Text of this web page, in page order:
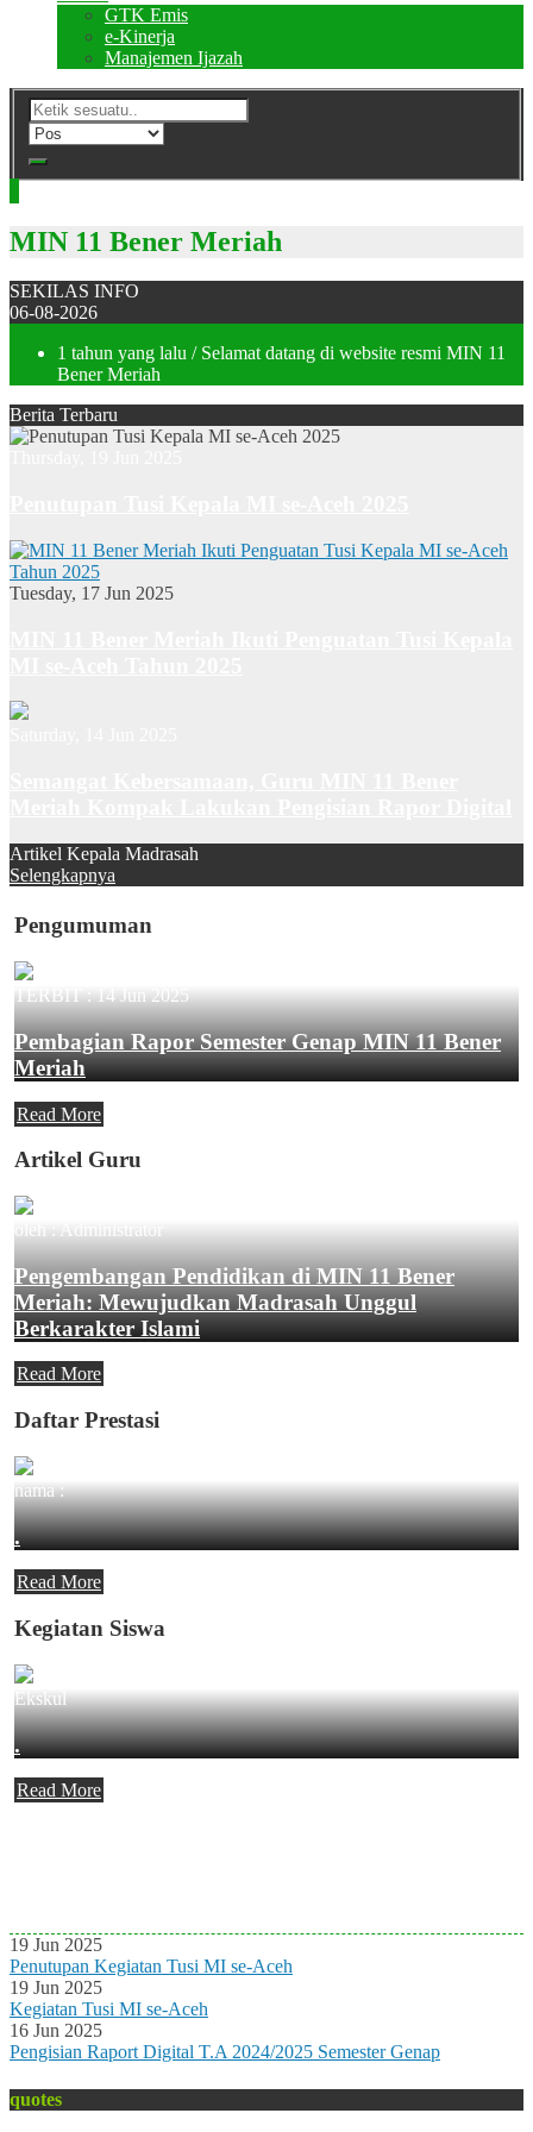
GTK Emis
e-Kinerja
Manajemen Ijazah
MIN 11 Bener Meriah
SEKILAS INFO
06-08-2026
1 tahun yang lalu / Selamat datang di website resmi MIN 11
Bener Meriah
Berita Terbaru
Tuesday, 17 Jun 2025
Artikel Kepala Madrasah
Selengkapnya
Pengumuman
TERBIT :14 Jun 2025
Pembagian Rapor Semester Genap MIN 11 Bener
Meriah
Read More
Artikel Guru
oleh : Administrator
Pengembangan Pendidikan di MIN 11 Bener
Meriah: Mewujudkan Madrasah Unggul
Berkarakter Islami
Read More
Daftar Prestasi
nama :
.
Read More
Kegiatan Siswa
Ekskul
.
Read More
19 Jun 2025
Penutupan Kegiatan Tusi MI se-Aceh
19 Jun 2025
Kegiatan Tusi MI se-Aceh
16 Jun 2025
Pengisian Raport Digital T.A 2024/2025 Semester Genap
quotes